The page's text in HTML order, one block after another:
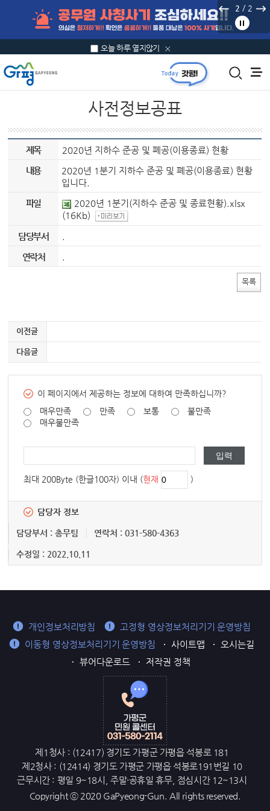
2 / 2
오늘 하루 열지않기
사전정보공표
제목
2020년 지하수 준공 및 폐공(이용종료) 현황
내용
2020년 1분기 지하수 준공 및 폐공(이용종료) 현황
입니다.
파일
2020년 1분기(지하수 준공 및 종료현황).xlsx
(16Kb)
담당부서
연락처
목록
이전글
다음글
이 페이지에서 제공하는 정보에 대하여 만족하십니까?
매우만족
만족 보통
불만족
매우불만족
최대 200Byte (한글100자) 이내 (현재 )
담당자 정보
담당부서 : 총무팀 연락처 : 031-580-4363
수정일 : 2022.10.11
개인정보처리방침
고정형 영상정보처리기기 운영방침
이동형 영상정보처리기기 운영방침
사이트맵
오시는길
뷰어다운로드
저작권 정책
제1청사 : (12417) 경기도 가평군 가평읍 석봉로 181
제2청사 : (12414) 경기도 가평군 가평읍 석봉로191번길 10
근무시간 : 평일 9~18시, 주말·공휴일 휴무, 점심시간 12~13시
Copyright ⓒ 2020 GaPyeong-Gun. All rights reserved.